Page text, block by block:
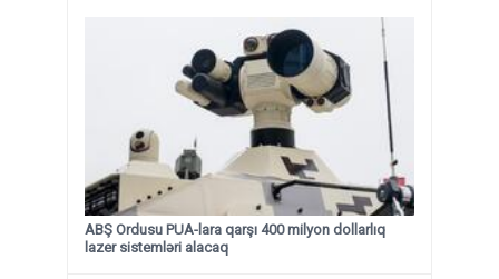
ABŞ Ordusu PUA-lara qarşı 400 milyon dollarlıq
lazer sistemləri alacaq